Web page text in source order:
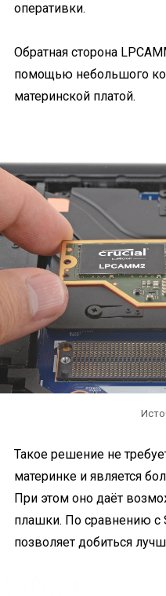
оперативки.
Обратная сторона
помощью небольшого
материнской платой.
Такое решение не
материнке и является
При этом оно даёт
плашки. По сравнению с
позволяет добиться